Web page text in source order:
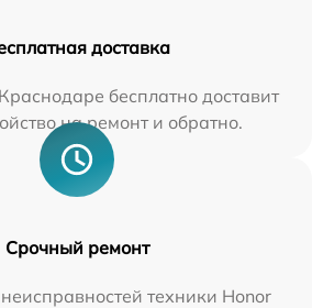
доставка
бесплатно доставит
на ремонт и обратно.
Срочный ремонт
техники Honor